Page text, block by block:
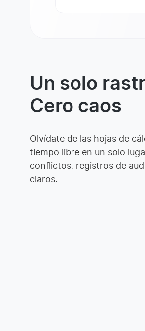
Un solo
Cero caos
Olvídate de las hojas de
tiempo libre en un solo
conflictos, registros de
claros.